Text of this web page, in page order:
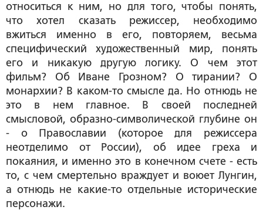
относиться к ним, но для того, чтобы понять,
что хотел сказать режиссер, необходимо
вжиться именно в его, повторяем, весьма
специфический художественный мир, понять
его и никакую другую логику. О чем этот
фильм? Об Иване Грозном? О тирании? О
монархии? В каком-то смысле да. Но отнюдь не
это в нем главное. В своей последней
смысловой, образно-символической глубине он
- о Православии (которое для режиссера
неотделимо от России), об идее греха и
покаяния, и именно это в конечном счете - есть
то, с чем смертельно враждует и воюет Лунгин,
а отнюдь не какие-то отдельные исторические
персонажи.